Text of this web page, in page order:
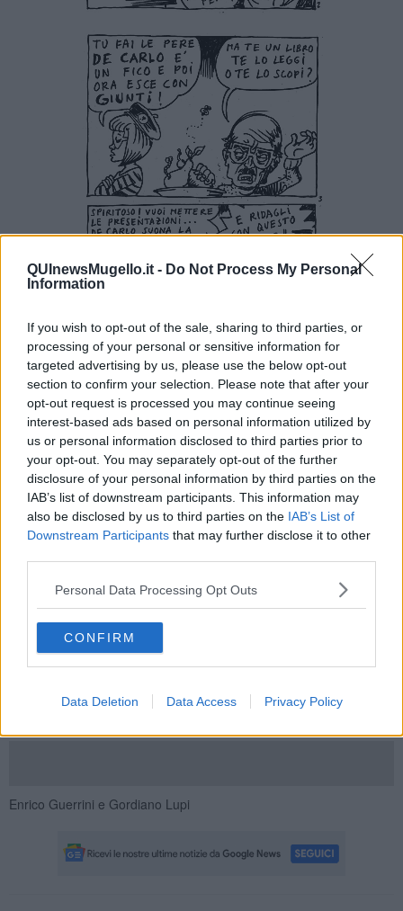
QUInewsMugello.it - Do Not Process My Personal
Information
If you wish to opt-out of the sale, sharing to third parties, or
processing of your personal or sensitive information for
targeted advertising by us, please use the below opt-out
section to confirm your selection. Please note that after your
opt-out request is processed you may continue seeing
interest-based ads based on personal information utilized by
us or personal information disclosed to third parties prior to
your opt-out. You may separately opt-out of the further
disclosure of your personal information by third parties on the
IAB’s list of downstream participants. This information may
also be disclosed by us to third parties on the IAB’s List of
Downstream Participants that may further disclose it to other
Personal Data Processing Opt Outs
CONFIRM
Data Deletion Data Access Privacy Policy
Enrico Guerrini e Gordiano Lupi